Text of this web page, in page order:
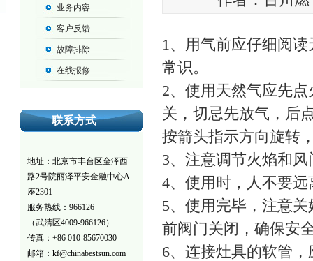
业务内容
客户反馈
故障排除
在线报修
联系方式
地址：北京市丰台区金泽西
路2号院丽泽平安金融中心A
座2301
服务热线：966126
（武清区4009-966126）
传真：+86 010-85670030
邮箱：kf@chinabestsun.com
1、用气前应仔细阅
常识。
2、使用天然气应先
关，切忌先放气，后
按箭头指示方向旋转
3、注意调节火焰和
4、使用时，人不要
5、使用完毕，注意
前阀门关闭，确保安
6、连接灶具的软管